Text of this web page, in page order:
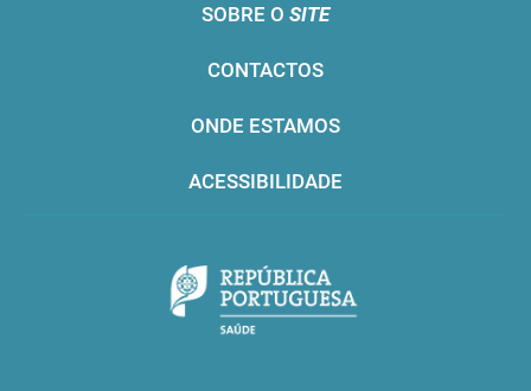
SOBRE O SITE
CONTACTOS
ONDE ESTAMOS
ACESSIBILIDADE